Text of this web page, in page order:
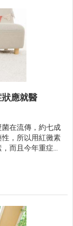
應就醫
在流傳，約七成
，所以用紅黴素
而且今年重症的
多注意。